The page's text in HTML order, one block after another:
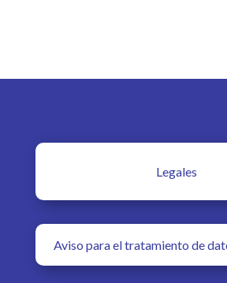
Legales
Aviso para el tratamiento de